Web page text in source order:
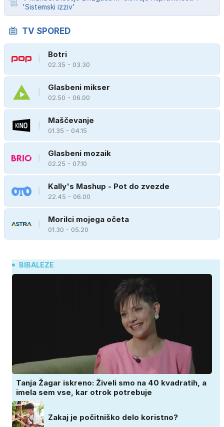
'Sistemski izziv'
TV SPORED
Botri
02.35 - 03.30
Glasbeni mikser
02.50 - 06.00
Maščevanje
01.35 - 04.15
Glasbeni mozaik
02.25 - 07.10
Kally's Mashup - Pot do zvezde
22.45 - 06.00
Morilci mojega očeta
01.30 - 05.20
BIBALEZE
Tanja Žagar iskreno: Živeli smo na 40 kvadratih, a
imela sem vse, kar otrok potrebuje
Zakaj je počitniško delo koristno?